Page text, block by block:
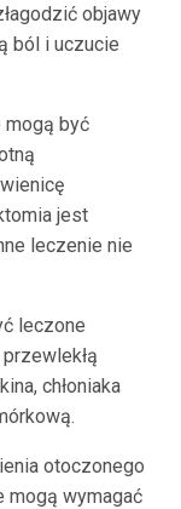
objawy
ból i uczucie
mogą być
jest
leczenie nie
leczone
chłoniaka
otoczonego
mogą wymagać